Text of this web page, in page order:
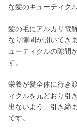
な髪のキューティク
髪の毛にアルカリ電
なり隙間が開いてき
ューティクルの隙間
す。
栄養が髪全体に行き
ィクルを元どおり引
出ないよう、引き締
です。